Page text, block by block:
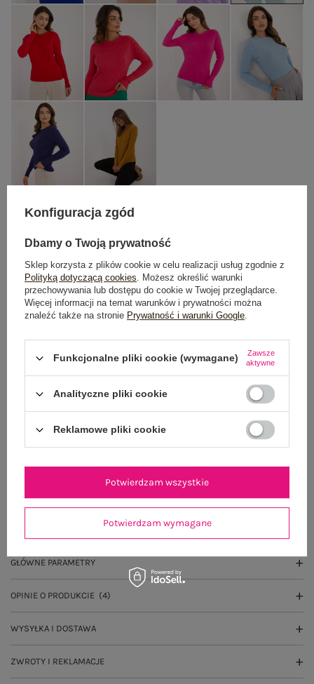
One size
DODAJ DO KOSZYKA
Możesz kupić także poprzez:
Do darmowej dostawy brakuje 200,00 zł
100 dni na zwrot
GŁÓWNE PARAMETRY
OPINIE O PRODUKCIE (4)
WYSYŁKA I DOSTAWA
ZWROTY I REKLAMACJE
Konfiguracja zgód
Dbamy o Twoją prywatność
Sklep korzysta z plików cookie w celu realizacji usług zgodnie z
Polityką dotyczącą cookies. Możesz określić warunki
przechowywania lub dostępu do cookie w Twojej przeglądarce.
Więcej informacji na temat warunków i prywatności można
znaleźć także na stronie Prywatność i warunki Google.
Funkcjonalne pliki cookie (wymagane)
Zawsze
aktywne
Analityczne pliki cookie
Reklamowe pliki cookie
Potwierdzam wymagane
Potwierdzam wszystkie